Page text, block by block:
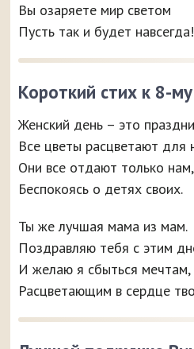
Вы озаряете мир светом
Пусть так и будет навсегда!
Короткий стих к 8-
Женский день – это
Все цветы расцветают для
Они все отдают только нам,
Беспокоясь о детях своих.
Ты же лучшая мама из мам.
Поздравляю тебя с этим
И желаю я сбыться мечтам,
Расцветающим в сердце